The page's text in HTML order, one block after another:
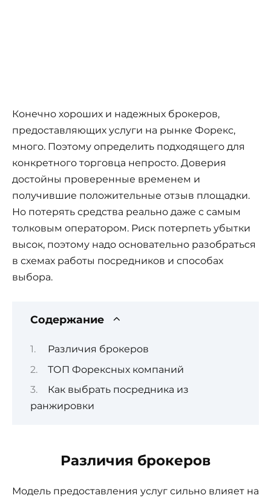
Конечно хороших и надежных брокеров,
предоставляющих услуги на рынке Форекс,
много. Поэтому определить подходящего для
конкретного торговца непросто. Доверия
достойны проверенные временем и
получившие положительные отзыв площадки.
Но потерять средства реально даже с самым
толковым оператором. Риск потерпеть убытки
высок, поэтому надо основательно разобраться
в схемах работы посредников и способах
выбора.
Содержание
Различия брокеров
ТОП Форексных компаний
Как выбрать посредника из
ранжировки
Различия брокеров
Модель предоставления услуг сильно влияет на